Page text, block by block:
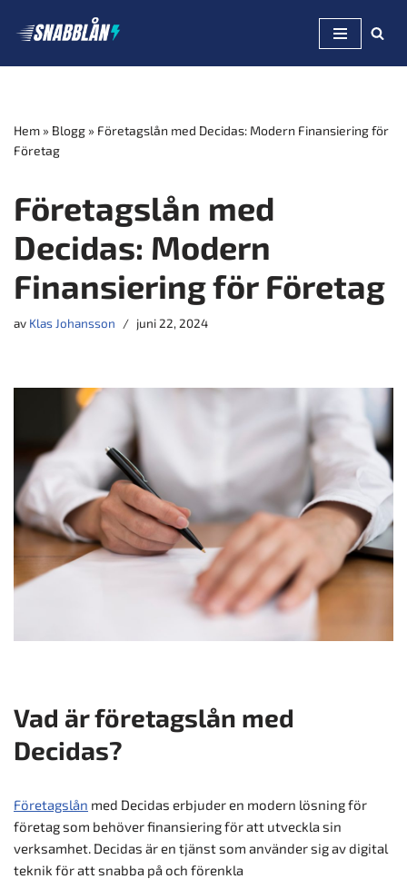
till
Hem » Blogg » Företagslån med Decidas: Modern Finansiering för
Företag
Företagslån med
Decidas: Modern
Finansiering för Företag
av Klas Johansson juni 22, 2024
Vad är företagslån med
Decidas?
Företagslån med Decidas erbjuder en modern lösning för
företag som behöver finansiering för att utveckla sin
verksamhet. Decidas är en tjänst som använder sig av digital
teknik för att snabba på och förenkla